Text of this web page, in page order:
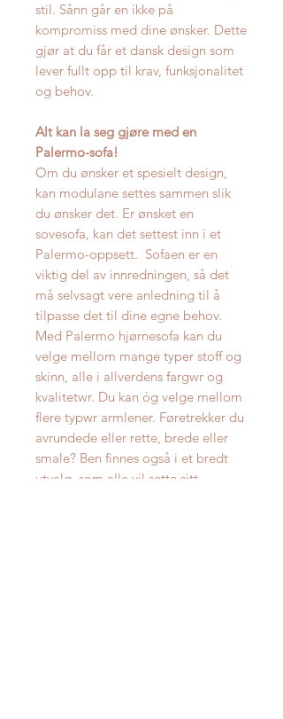
stil. Sånn går en ikke på
kompromiss med dine ønsker. Dette
gjør at du får et dansk design som
lever fullt opp til krav, funksjonalitet
og behov.
Alt kan la seg gjøre med en
Palermo-sofa!
Om du ønsker et spesielt design,
kan modulane settes sammen slik
du ønsker det. Er ønsket en
sovesofa, kan det settest inn i et
Palermo-oppsett. Sofaen er en
viktig del av innredningen, så det
må selvsagt vere anledning til å
tilpasse det til dine egne behov.
Med Palermo hjørnesofa kan du
velge mellom mange typer stoff og
skinn, alle i allverdens fargwr og
kvalitetwr. Du kan óg velge mellom
flere typwr armlener. Føretrekker du
avrundede eller rette, brede eller
smale? Ben finnes også i et bredt
utvalg, som alle vil sette sitt